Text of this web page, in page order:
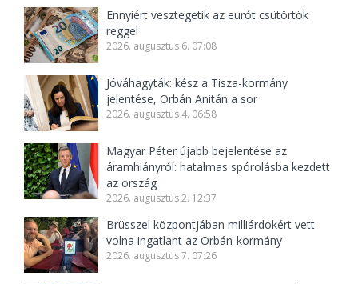
Ennyiért vesztegetik az eurót csütörtök
reggel
2026. augusztus 6. 07:08
Jóváhagyták: kész a Tisza-kormány
jelentése, Orbán Anitán a sor
2026. augusztus 4. 06:58
Magyar Péter újabb bejelentése az
áramhiányról: hatalmas spórolásba kezdett
az ország
2026. augusztus 2. 12:37
Brüsszel központjában milliárdokért vett
volna ingatlant az Orbán-kormány
2026. augusztus 7. 07:26